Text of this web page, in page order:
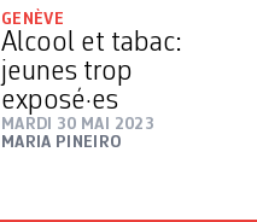
GENÈVE
Alcool et tabac:
jeunes trop
exposé·es
MARDI 30 MAI 2023
MARIA PINEIRO